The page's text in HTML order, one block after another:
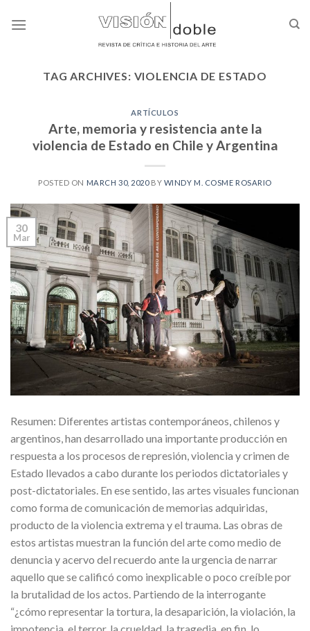
TAG ARCHIVES: VIOLENCIA DE ESTADO
ARTÍCULOS
Arte, memoria y resistencia ante la
violencia de Estado en Chile y Argentina
POSTED ON MARCH 30, 2020BY WINDY M. COSME ROSARIO
30
Mar
Resumen: Diferentes artistas contemporáneos, chilenos y
argentinos, han desarrollado una importante producción en
respuesta a los procesos de represión, violencia y crimen de
Estado llevados a cabo durante los periodos dictatoriales y
post-dictatoriales. En ese sentido, las artes visuales funcionan
como forma de comunicación de memorias adquiridas,
producto de la violencia extrema y el trauma. Las obras de
estos artistas muestran la función del arte como medio de
denuncia y acervo del recuerdo ante la urgencia de narrar
aquello que se calificó como inexplicable o poco creíble por
la brutalidad de los actos. Partiendo de la interrogante
“¿cómo representar la tortura, la desaparición, la violación, la
impotencia, el terror, la crueldad, la tragedia, en fin, lo